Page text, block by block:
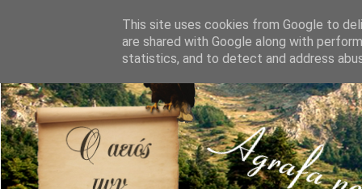
This site uses cookies from Google to
are shared with Google along with
statistics, and to detect and address